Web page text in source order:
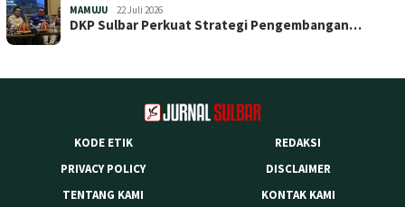
MAMUJU 22 Juli 2026
DKP Sulbar Perkuat Strategi Pengembangan…
KODE ETIK
REDAKSI
PRIVACY POLICY
DISCLAIMER
TENTANG KAMI
KONTAK KAMI